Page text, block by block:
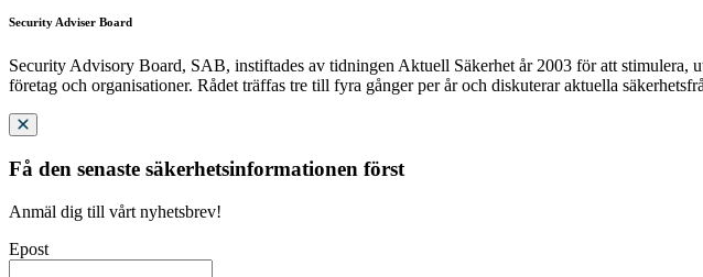
Security Adviser Board
Security Advisory Board, SAB, instiftades av tidningen Aktuell Säkerhet år 2003 för att stimulera,
företag och organisationer. Rådet träffas tre till fyra gånger per år och diskuterar aktuella
Få den senaste säkerhetsinformationen först
Anmäl dig till vårt nyhetsbrev!
Epost